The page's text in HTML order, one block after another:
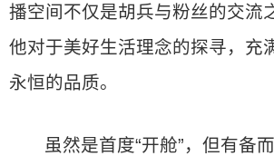
播空间不仅是胡兵与粉丝的交流
他对于美好生活理念的探寻，充
永恒的品质。
虽然是首度“开舱”，但有备